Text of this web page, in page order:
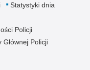
Statystyki dnia
Policji
Policji